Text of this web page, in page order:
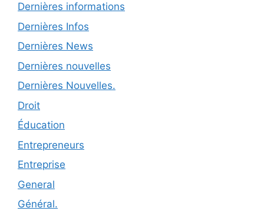
Dernières informations
Dernières Infos
Dernières News
Dernières nouvelles
Dernières Nouvelles.
Droit
Éducation
Entrepreneurs
Entreprise
General
Général.